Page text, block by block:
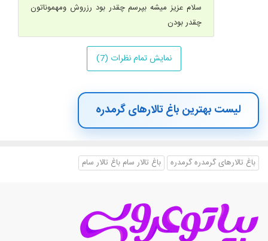
سلام عزیز میشه بپرسم چقدر بود رزروش ومهموناتون
چقدر بودن
نمایش تمام نظرات (7)
لیست بهترین باغ تالارهای گرمدره
باغ تالارهای گرمدره گرمدره باغ تالار سام باغ تالار سام